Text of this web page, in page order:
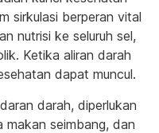
sirkulasi berperan vital
nutrisi ke seluruh sel,
Ketika aliran darah
dapat muncul.
darah, diperlukan
seimbang, dan